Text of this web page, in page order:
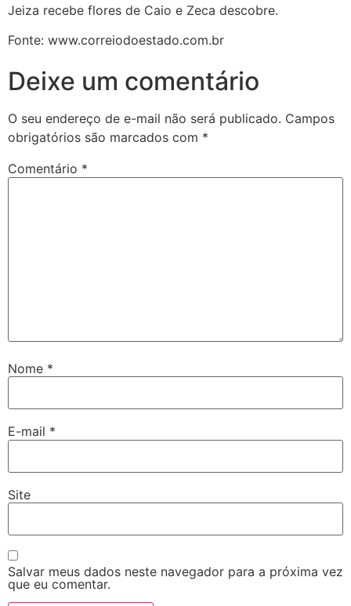
Jeiza recebe flores de Caio e Zeca descobre.
Fonte: www.correiodoestado.com.br
Deixe um comentário
O seu endereço de e-mail não será publicado. Campos
obrigatórios são marcados com *
Comentário *
Nome *
E-mail *
Site
Salvar meus dados neste navegador para a próxima vez
que eu comentar.